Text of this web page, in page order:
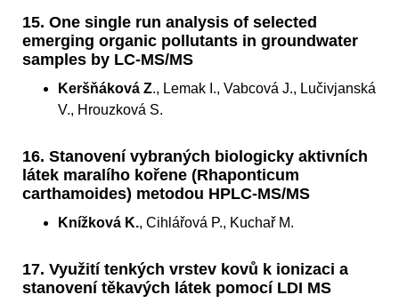
15. One single run analysis of selected
emerging organic pollutants in groundwater
samples by LC-MS/MS
Keršňáková Z., Lemak I., Vabcová J., Lučivjanská
V., Hrouzková S.
16. Stanovení vybraných biologicky aktivních
látek maralího kořene (Rhaponticum
carthamoides) metodou HPLC-MS/MS
Knížková K., Cihlářová P., Kuchař M.
17. Využití tenkých vrstev kovů k ionizaci a
stanovení těkavých látek pomocí LDI MS